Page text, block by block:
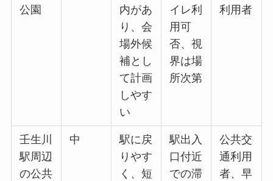
公園
内があ
り、会
場外候
補とし
て計画
しやす
い
イレ利
用可
否、視
界は場
所次第
利用者
壬生川
駅周辺
の公共
中
駅に戻
りやす
く、短
駅出入
口付近
での滞
公共交
通利用
者、早